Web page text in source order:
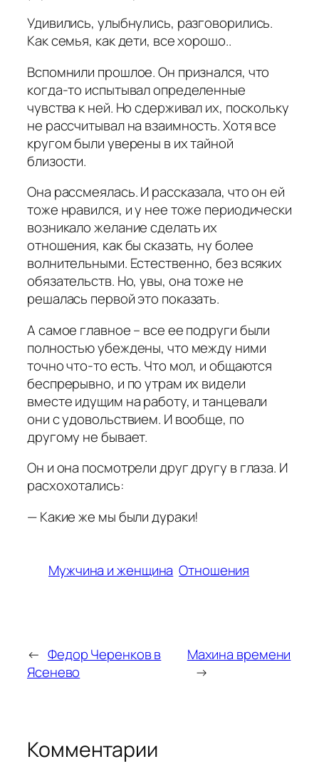
Удивились, улыбнулись, разговорились.
Как семья, как дети, все хорошо..
Вспомнили прошлое. Он признался, что
когда-то испытывал определенные
чувства к ней. Но сдерживал их, поскольку
не рассчитывал на взаимность. Хотя все
кругом были уверены в их тайной
близости.
Она рассмеялась. И рассказала, что он ей
тоже нравился, и у нее тоже периодически
возникало желание сделать их
отношения, как бы сказать, ну более
волнительными. Естественно, без всяких
обязательств. Но, увы, она тоже не
решалась первой это показать.
А самое главное – все ее подруги были
полностью убеждены, что между ними
точно что-то есть. Что мол, и общаются
беспрерывно, и по утрам их видели
вместе идущим на работу, и танцевали
они с удовольствием. И вообще, по
другому не бывает.
Он и она посмотрели друг другу в глаза. И
расхохотались:
— Какие же мы были дураки!
Мужчина и женщина Отношения
← Федор Черенков в
Ясенево
Махина времени
→
Комментарии